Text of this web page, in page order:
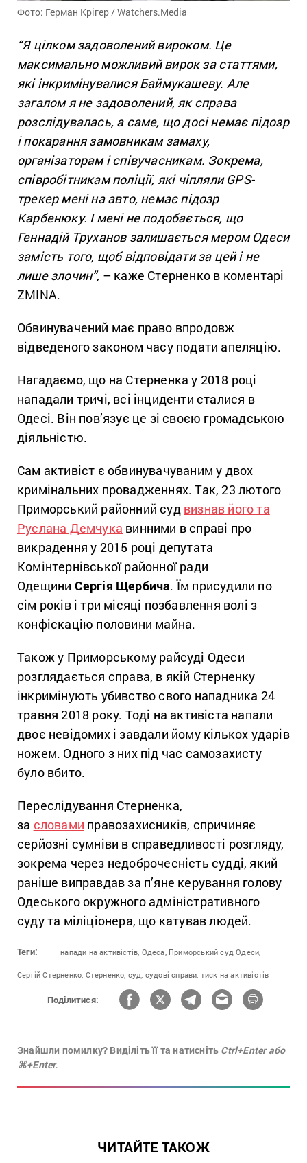
Фото: Герман Крігер / Watchers.Media
“Я цілком задоволений вироком. Це
максимально можливий вирок за статтями,
які інкримінувалися Баймукашеву. Але
загалом я не задоволений, як справа
розслідувалась, а саме, що досі немає підозр
і покарання замовникам замаху,
організаторам і співучасникам. Зокрема,
співробітникам поліції, які чіпляли GPS-
трекер мені на авто, немає підозр
Карбенюку. І мені не подобається, що
Геннадій Труханов залишається мером Одеси
замість того, щоб відповідати за цей і не
лише злочин”, – каже Стерненко в коментарі
ZMINA.
Обвинувачений має право впродовж
відведеного законом часу подати апеляцію.
Нагадаємо, що на Стерненка у 2018 році
нападали тричі, всі інциденти сталися в
Одесі. Він пов’язує це зі своєю громадською
діяльністю.
Сам активіст є обвинувачуваним у двох
кримінальних провадженнях. Так, 23 лютого
Приморський районний суд визнав його та
Руслана Демчука винними в справі про
викрадення у 2015 році депутата
Комінтернівської районної ради
Одещини Сергія Щербича. Їм присудили по
сім років і три місяці позбавлення волі з
конфіскацію половини майна.
Також у Приморському райсуді Одеси
розглядається справа, в якій Стерненку
інкримінують убивство свого нападника 24
травня 2018 року. Тоді на активіста напали
двоє невідомих і завдали йому кількох ударів
ножем. Одного з них під час самозахисту
було вбито.
Переслідування Стерненка,
за словами правозахисників, спричиняє
серйозні сумніви в справедливості розгляду,
зокрема через недоброчесність судді, який
раніше виправдав за п’яне керування голову
Одеського окружного адміністративного
суду та міліціонера, що катував людей.
Теги: напади на активістів, Одеса, Приморський суд Одеси,
Сергій Стерненко, Стерненко, суд, судові справи, тиск на активістів
Поділитися:
Знайшли помилку? Виділіть її та натисніть Ctrl+Enter або
⌘+Enter.
ЧИТАЙТЕ ТАКОЖ